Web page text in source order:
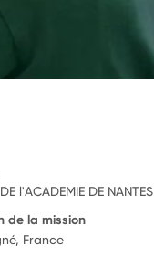
l'ACADEMIE DE NANTES
de la mission
France